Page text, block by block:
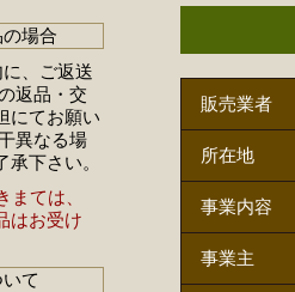
場合
、ご返送
返品・交
にてお願い
異なる場
下さい。
ては、
はお受け
て
販売業者
所在地
事業内容
事業主